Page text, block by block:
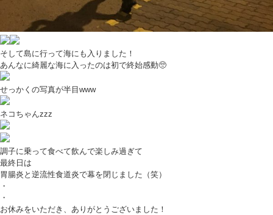
そして島に行って海にも入りました！
あんなに綺麗な海に入ったのは初で終始感動🥺
せっかくの写真が半目www
ネコちゃんzzz
調子に乗って食べて飲んで楽しみ過ぎて
最終日は
胃腸炎と逆流性食道炎で幕を閉じました（笑）
・
・
お休みをいただき、ありがとうございました！